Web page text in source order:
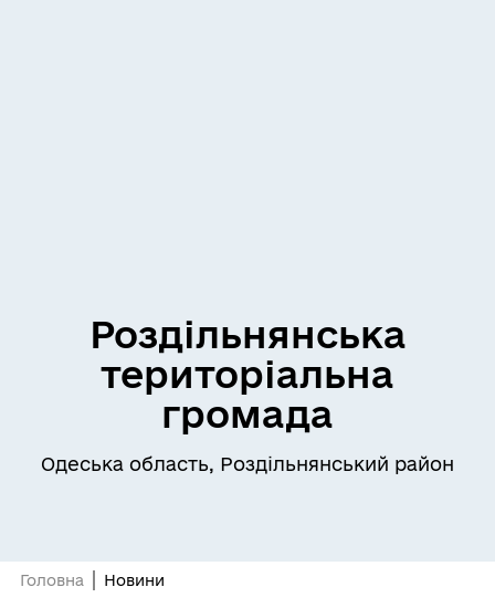
Роздільнянська
територіальна
громада
Одеська область, Роздільнянський район
Головна Новини